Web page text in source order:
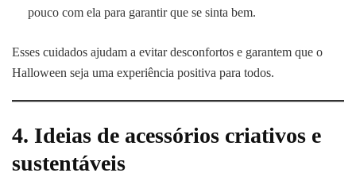
pouco com ela para garantir que se sinta bem.
Esses cuidados ajudam a evitar desconfortos e garantem que o
Halloween seja uma experiência positiva para todos.
4. Ideias de acessórios criativos e
sustentáveis